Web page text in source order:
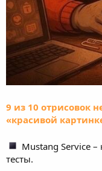
9 из 10 отрисовок
«красивой
Mustang Service
тесты.